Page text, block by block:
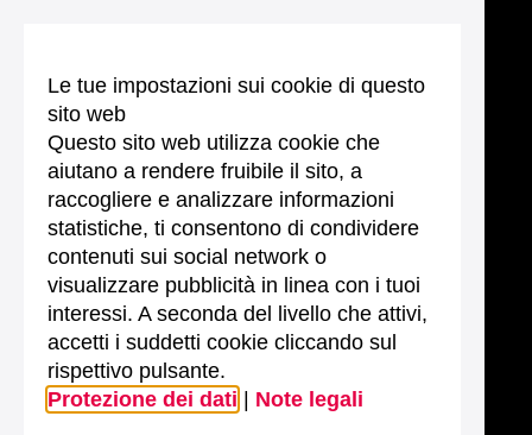
Le tue impostazioni sui cookie di questo
sito web
Questo sito web utilizza cookie che
aiutano a rendere fruibile il sito, a
raccogliere e analizzare informazioni
statistiche, ti consentono di condividere
contenuti sui social network o
visualizzare pubblicità in linea con i tuoi
interessi. A seconda del livello che attivi,
accetti i suddetti cookie cliccando sul
rispettivo pulsante.
Protezione dei dati
Note legali